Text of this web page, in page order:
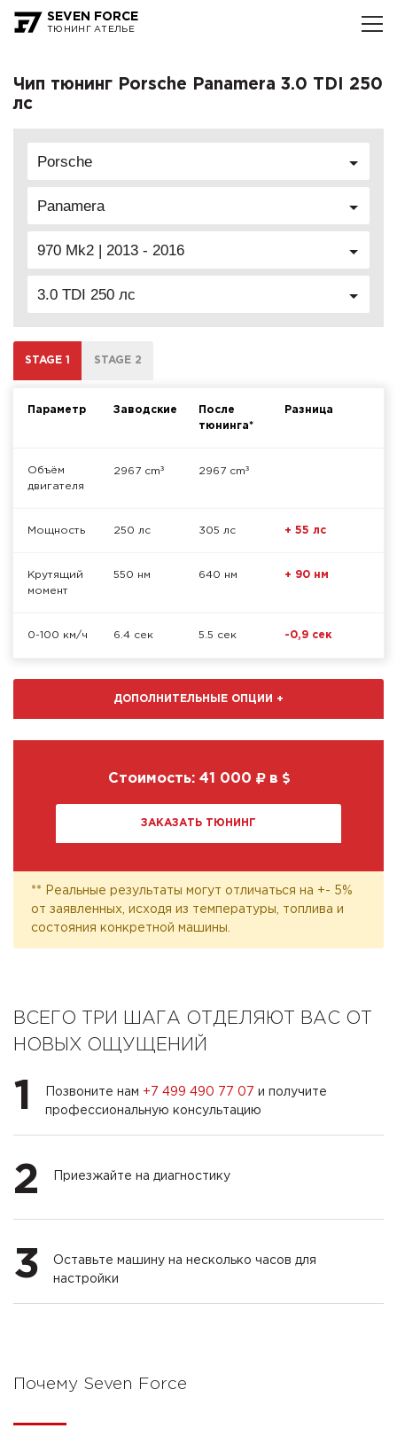
SEVEN FORCE
ТЮНИНГ АТЕЛЬЕ
Чип тюнинг Porsche Panamera 3.0 TDI 250
лс
Porsche
Panamera
970 Mk2 | 2013 - 2016
3.0 TDI 250 лс
STAGE 1 STAGE 2
Параметр Заводские
После
тюнинга*
Разница
Объём
двигателя
2967 cm³ 2967 cm³
Мощность 250 лс 305 лс + 55 лс
Крутящий
момент
550 нм 640 нм + 90 нм
0-100 км/ч 6.4 сек 5.5 сек -0,9 сек
ДОПОЛНИТЕЛЬНЫЕ ОПЦИИ +
Стоимость: 41 000 в
ЗАКАЗАТЬ ТЮНИНГ
** Реальные результаты могут отличаться на +- 5%
от заявленных, исходя из температуры, топлива и
состояния конкретной машины.
ВСЕГО ТРИ ШАГА ОТДЕЛЯЮТ ВАС ОТ
НОВЫХ ОЩУЩЕНИЙ
1 Позвоните нам +7 499 490 77 07 и получите
профессиональную консультацию
2 Приезжайте на диагностику
3
Оставьте машину на несколько часов для
настройки
Почему Seven Force